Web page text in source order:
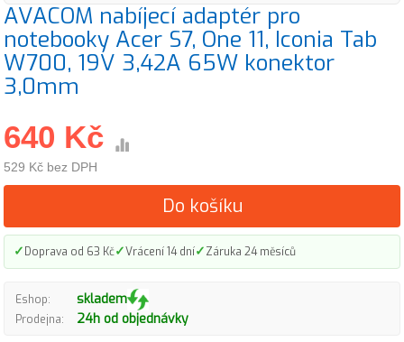
AVACOM nabíjecí adaptér pro
notebooky Acer S7, One 11, Iconia Tab
W700, 19V 3,42A 65W konektor
3,0mm
640 Kč
529 Kč bez DPH
Do košíku
✓Doprava od 63 Kč✓Vrácení 14 dní✓Záruka 24 měsíců
Eshop: skladem
Prodejna: 24h od objednávky